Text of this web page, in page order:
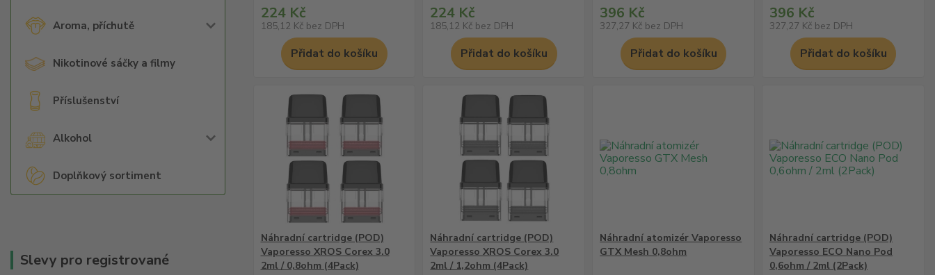
Aroma, příchutě
Nikotinové sáčky a filmy
Příslušenství
Alkohol
Doplňkový sortiment
Slevy pro registrované
224 Kč
185,12 Kč bez DPH
Přidat do košíku
224 Kč
185,12 Kč bez DPH
Přidat do košíku
396 Kč
327,27 Kč bez DPH
Přidat do košíku
396 Kč
327,27 Kč bez DPH
Přidat do košíku
Náhradní cartridge (POD)
Vaporesso XROS Corex 3.0
2ml / 0,8ohm (4Pack)
Náhradní cartridge (POD)
Vaporesso XROS Corex 3.0
2ml / 1,2ohm (4Pack)
Náhradní atomizér Vaporesso
GTX Mesh 0,8ohm
Náhradní cartridge (POD)
Vaporesso ECO Nano Pod
0,6ohm / 2ml (2Pack)